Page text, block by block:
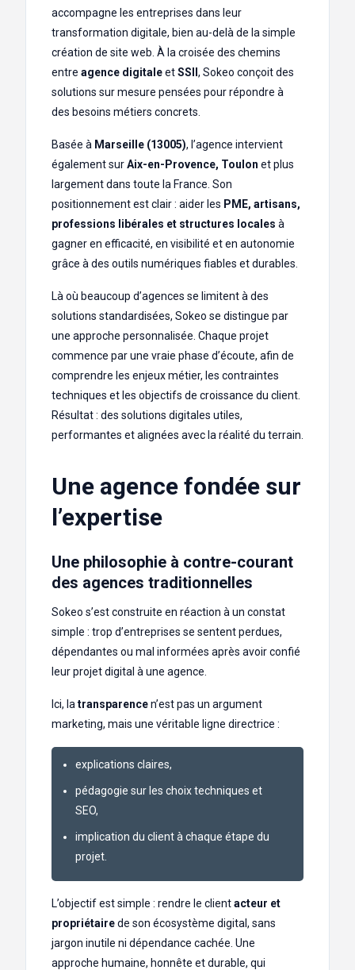
accompagne les entreprises dans leur
transformation digitale, bien au-delà de la simple
création de site web. À la croisée des chemins
entre agence digitaleetSSII , Sokeo conçoit des
solutions sur mesure pensées pour répondre à
des besoins métiers concrets.
Basée à Marseille (13005), l’agence intervient
également surAix-en-Provence, Toulon et plus
largement dans toute la France. Son
positionnement est clair : aider les PME, artisans,
professions libérales et structures locales à
gagner en efficacité, en visibilité et en autonomie
grâce à des outils numériques fiables et durables.
Là où beaucoup d’agences se limitent à des
solutions standardisées, Sokeo se distingue par
une approche personnalisée. Chaque projet
commence par une vraie phase d’écoute, afin de
comprendre les enjeux métier, les contraintes
techniques et les objectifs de croissance du client.
Résultat : des solutions digitales utiles,
performantes et alignées avec la réalité du terrain.
Une agence fondée sur
l’expertise
Une philosophie à contre-courant
des agences traditionnelles
Sokeo s’est construite en réaction à un constat
simple : trop d’entreprises se sentent perdues,
dépendantes ou mal informées après avoir confié
leur projet digital à une agence.
Ici, la transparencen’est pas un argument
marketing, mais une véritable ligne directrice :
explications claires,
pédagogie sur les choix techniques et
SEO,
implication du client à chaque étape du
projet.
L’objectif est simple : rendre le clientacteur et
propriétairede son écosystème digital, sans
jargon inutile ni dépendance cachée. Une
approche humaine, honnête et durable, qui